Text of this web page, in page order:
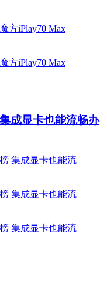
成显卡也能流畅办